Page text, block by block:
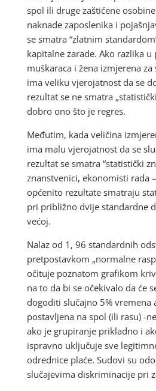
spol ili druge zaštićene
naknade zaposlenika i
se smatra “zlatnim
kapitalne zarade. Ako razlika u
muškaraca i žena izmjerena
ima veliku vjerojatnost da se
rezultat se ne smatra
dobro ono što je regres.
Međutim, kada veličina
ima malu vjerojatnost da se
rezultat se smatra “statistički
znanstvenici, ekonomisti rada
općenito rezultate smatraju
pri približno dvije standardne
većoj.
Nalaz od 1, 96 standardnih
pretpostavkom „normalne
očituje poznatom grafikom
na to da bi se očekivalo da će
dogoditi slučajno 5% vremena
postavljena na spol (ili rasu) -
ako je grupiranje prikladno i
ispravno uključuje sve
odrednice plaće. Sudovi su
slučajevima diskriminacije pri